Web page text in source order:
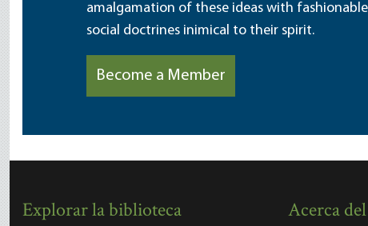
amalgamation of these ideas with
social doctrines inimical to their spirit.
Become a Member
Explorar la biblioteca Acerca